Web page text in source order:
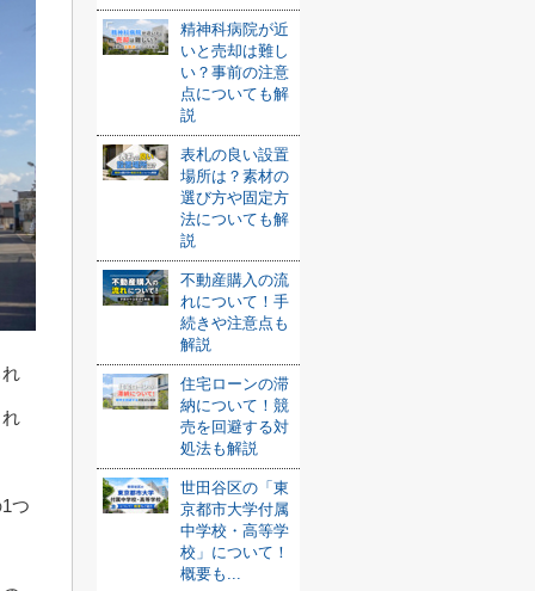
つ
精神科病院が近
いと売却は難し
い？事前の注意
点についても解
説
表札の良い設置
場所は？素材の
選び方や固定方
法についても解
説
不動産購入の流
れについて！手
続きや注意点も
解説
住宅ローンの滞
納について！競
売を回避する対
処法も解説
世田谷区の「東
京都市大学付属
中学校・高等学
校」について！
概要も...